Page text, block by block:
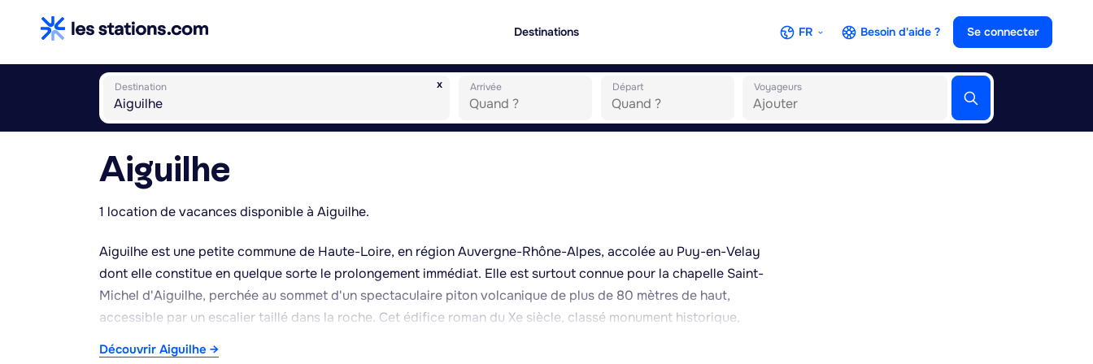
Destinations FR Besoin d'aide ? Se connecter
x
Destination Arrivée Départ Voyageurs
Aiguilhe
1 location de vacances disponible à Aiguilhe.
Aiguilhe est une petite commune de Haute-Loire, en région Auvergne-Rhône-Alpes, accolée au Puy-en-Velay
dont elle constitue en quelque sorte le prolongement immédiat. Elle est surtout connue pour la chapelle Saint-
Michel d'Aiguilhe, perchée au sommet d'un spectaculaire piton volcanique de plus de 80 mètres de haut,
accessible par un escalier taillé dans la roche. Cet édifice roman du Xe siècle, classé monument historique,
Découvrir Aiguilhe →